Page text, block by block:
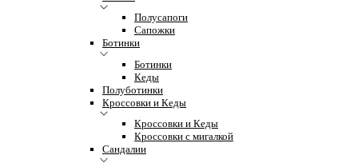
Полусапоги
Сапожки
Ботинки
Ботинки
Кеды
Полуботинки
Кроссовки и Кеды
Кроссовки и Кеды
Кроссовки с мигалкой
Сандалии